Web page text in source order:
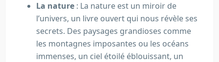
La nature : La nature est un miroir de
l’univers, un livre ouvert qui nous révèle ses
secrets. Des paysages grandioses comme
les montagnes imposantes ou les océans
immenses, un ciel étoilé éblouissant, un